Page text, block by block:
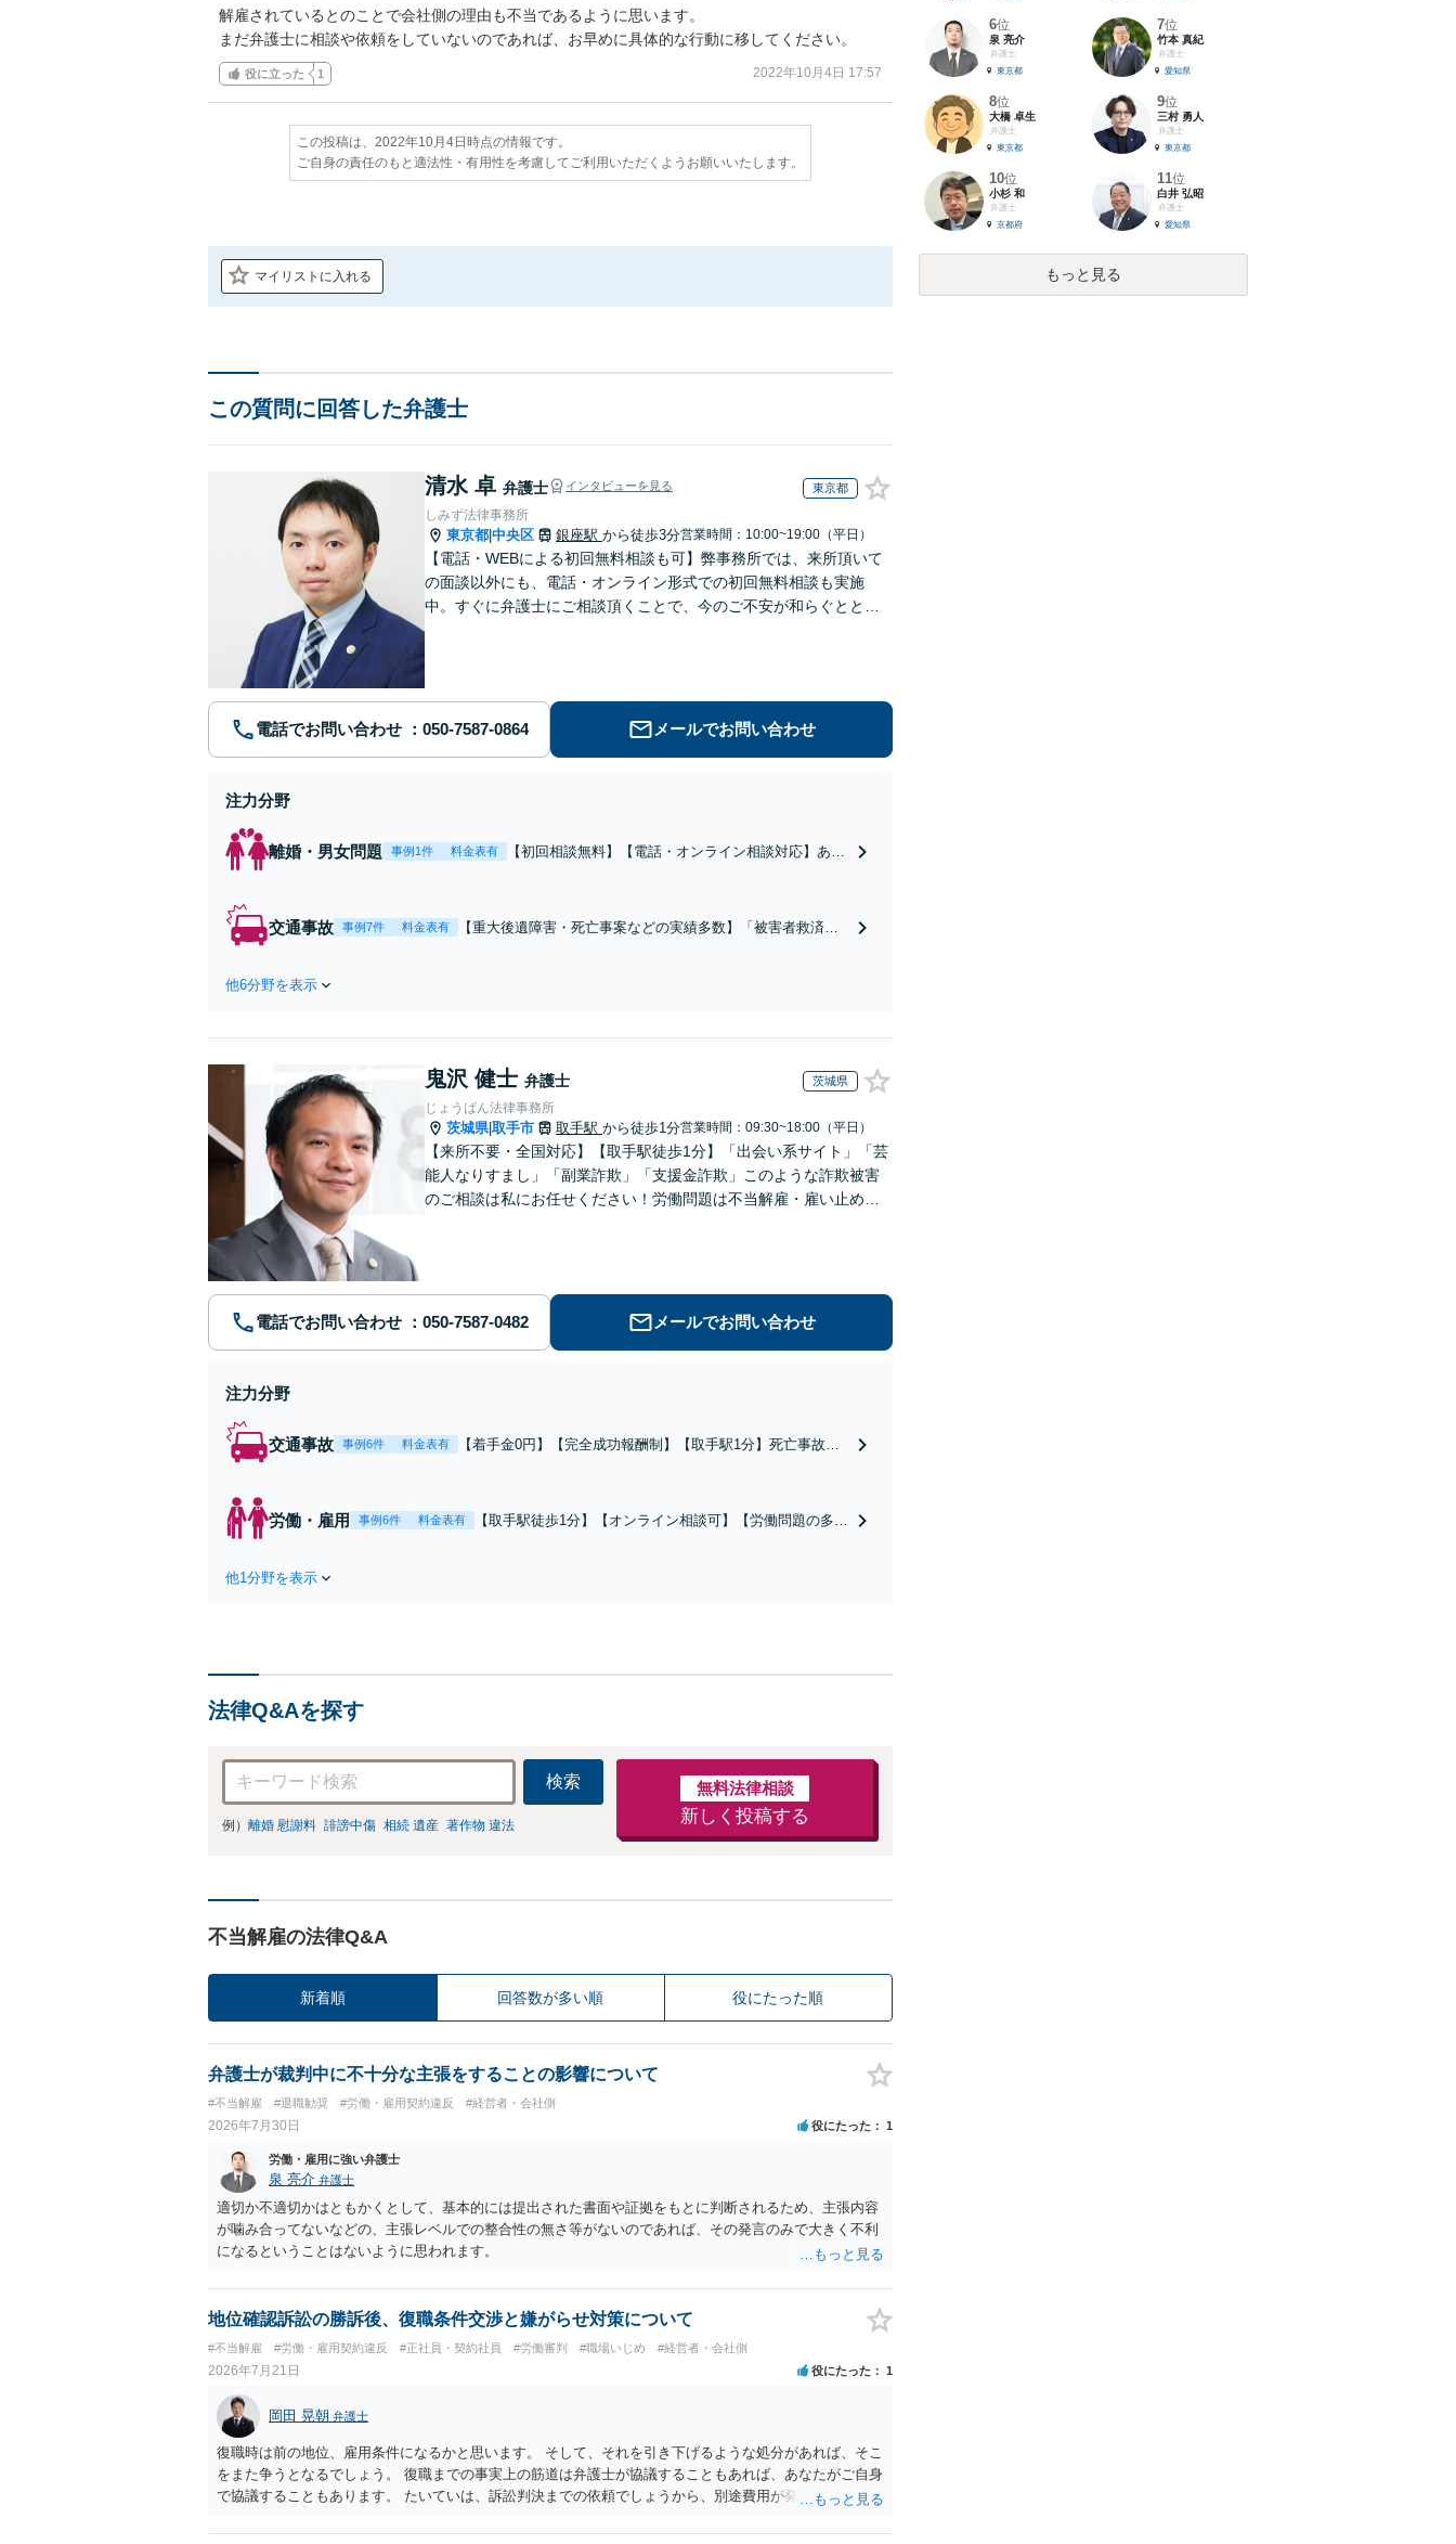
解雇されているとのことで会社側の理由も不当であるように思います。
まだ弁護士に相談や依頼をしていないのであれば、お早めに具体的な行動に移してください。
役に立った 1 2022年10月4日 17:57
この投稿は、2022年10月4日時点の情報です。
ご自身の責任のもと適法性・有用性を考慮してご利用いただくようお願いいたします。
マイリストに入れる
この質問に回答した弁護士
清水 卓 弁護士 インタビューを見る 東京都
しみず法律事務所
東京都 中央区 銀座駅 から徒歩3分営業時間：10:00~19:00（平日）
【電話・WEBによる初回無料相談も可】弊事務所では、来所頂いて
の面談以外にも、電話・オンライン形式での初回無料相談も実施
中。すぐに弁護士にご相談頂くことで、今のご不安が和らぐととも
電話でお問い合わせ メールでお問い合わせ
注力分野
離婚・男女問題 事例1件 料金表有
【初回相談無料】【電話・オンライン相談対応】あな
係不存在確認などもご相談下さい【子連れ相談可】
交通事故 事例7件 料金表有
【重大後遺障害・死亡事案などの実績多数】「被害者救済を
他6分野を表示
鬼沢 健士 弁護士 茨城県
じょうばん法律事務所
茨城県|取手市 取手駅 から徒歩1分営業時間：09:30~18:00（平日）
【来所不要・全国対応】【取手駅徒歩1分】「出会い系サイト」「芸
能人なりすまし」「副業詐欺」「支援金詐欺」このような詐欺被害
のご相談は私にお任せください！労働問題は不当解雇・雇い止め・
電話でお問い合わせ メールでお問い合わせ
注力分野
交通事故 事例6件 料金表有
【着手金0円】【完全成功報酬制】【取手駅1分】死亡事故・
当な権利です」【24時間予約受付】【休日・電話相談可】
【全国出張対応】
労働・雇用 事例6件 料金表有
【取手駅徒歩1分】【オンライン相談可】【労働問題の多彩
他1分野を表示
法律Q&Aを探す
検索
例） 離婚 慰謝料 誹謗中傷 相続 遺産 著作物 違法
無料法律相談
新しく投稿する
不当解雇の法律Q&A
新着順 回答数が多い順 役にたった順
弁護士が裁判中に不十分な主張をすることの影響について
#不当解雇 #退職勧奨 #労働・雇用契約違反 #経営者・会社側
2026年7月30日 役にたった 1
労働・雇用に強い弁護士
泉 亮介 弁護士
適切か不適切かはともかくとして、基本的には提出された書面や証拠をもとに判断されるため、主張内容
が噛み合ってないなどの、主張レベルでの整合性の無さ等がないのであれば、その発言のみで大きく不利
になるということはないように思われます。
地位確認訴訟の勝訴後、復職条件交渉と嫌がらせ対策について
#不当解雇 #労働・雇用契約違反 #正社員・契約社員 #労働審判 #職場いじめ #経営者・会社側
2026年7月21日 役にたった 1
岡田 晃朝 弁護士
復職時は前の地位、雇用条件になるかと思います。 そして、それを引き下げるような処分があれば、そこ
をまた争うとなるでしょう。 復職までの事実上の筋道は弁護士が協議することもあれば、あなたがご自身
で協議することもあります。 たいていは、訴訟判決までの依頼でしょうから、別途費用が発生することも
6位
泉 亮介
弁護士
東京都
7位
竹本 真紀
弁護士
愛知県
8位
大橋 卓生
弁護士
東京都
9位
三村 勇人
弁護士
東京都
10位
小杉 和
弁護士
京都府
11位
白井 弘昭
弁護士
愛知県
もっと見る